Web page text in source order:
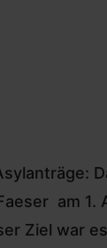
am 1.
Ziel war